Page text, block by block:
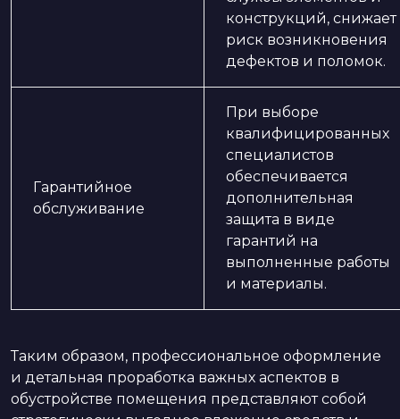
конструкций, снижает
риск возникновения
дефектов и поломок.
Гарантийное
обслуживание
При выборе
квалифицированных
специалистов
обеспечивается
дополнительная
защита в виде
гарантий на
выполненные работы
и материалы.
Таким образом, профессиональное оформление
и детальная проработка важных аспектов в
обустройстве помещения представляют собой